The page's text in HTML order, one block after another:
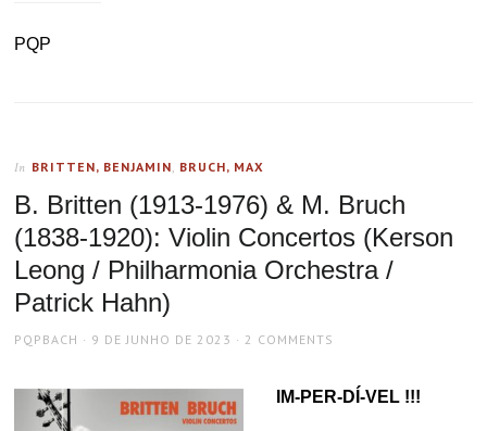
PQP
In BRITTEN, BENJAMIN, BRUCH, MAX
B. Britten (1913-1976) & M. Bruch
(1838-1920): Violin Concertos (Kerson
Leong / Philharmonia Orchestra /
Patrick Hahn)
AUTHOR
PQPBACH
POSTED
9 DE JUNHO DE 2023 2 COMMENTS
IM-PER-DÍ-VEL !!!